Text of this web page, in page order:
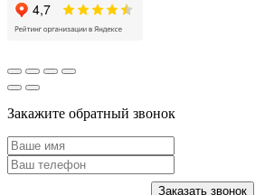
Закажите обратный звонок